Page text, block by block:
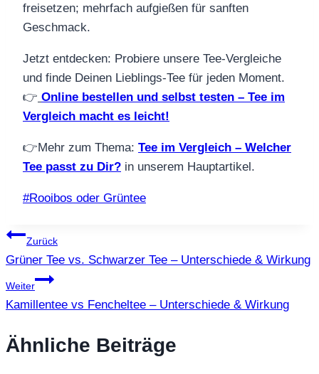
freisetzen; mehrfach aufgießen für sanften
Geschmack.
Jetzt entdecken: Probiere unsere Tee-Vergleiche
und finde Deinen Lieblings-Tee für jeden Moment.
👉 Online bestellen und selbst testen – Tee im
Vergleich macht es leicht!
👉Mehr zum Thema: Tee im Vergleich – Welcher
Tee passt zu Dir? in unserem Hauptartikel.
Schlagworte:
#Rooibos oder Grüntee
Beitragsnavigation
Zurück
Grüner Tee vs. Schwarzer Tee – Unterschiede & Wirkung
Weiter
Kamillentee vs Fencheltee – Unterschiede & Wirkung
Ähnliche Beiträge